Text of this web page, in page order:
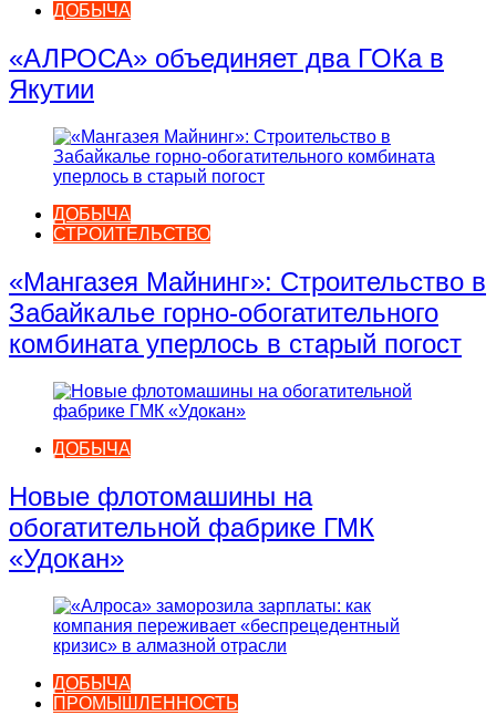
ДОБЫЧА
«АЛРОСА» объединяет два ГОКа в
Якутии
ДОБЫЧА
СТРОИТЕЛЬСТВО
«Мангазея Майнинг»: Строительство в
Забайкалье горно-обогатительного
комбината уперлось в старый погост
ДОБЫЧА
Новые флотомашины на
обогатительной фабрике ГМК
«Удокан»
ДОБЫЧА
ПРОМЫШЛЕННОСТЬ